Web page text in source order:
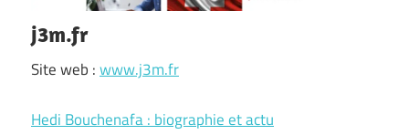
j3m.fr
Site web :www.j3m.fr
Hedi Bouchenafa : biographie et actu